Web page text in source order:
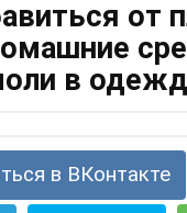
от
в
в ВКонтакте